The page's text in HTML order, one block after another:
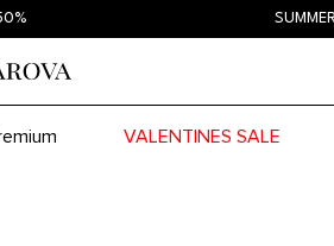
SUMMER
VALENTINES SALE